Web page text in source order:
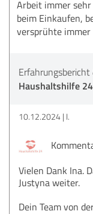
Arbeit immer
beim Einkaufen,
versprühte immer
Haushaltshilfe 24
10.12.2024 I.
Vielen Dank Ina.
Justyna weiter.
Dein Team von